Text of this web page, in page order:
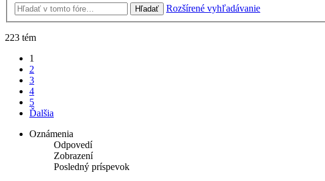
Hľadať Rozšírené vyhľadávanie
223 tém
1
2
3
4
5
Ďalšia
Oznámenia
Odpovedí
Zobrazení
Posledný príspevok